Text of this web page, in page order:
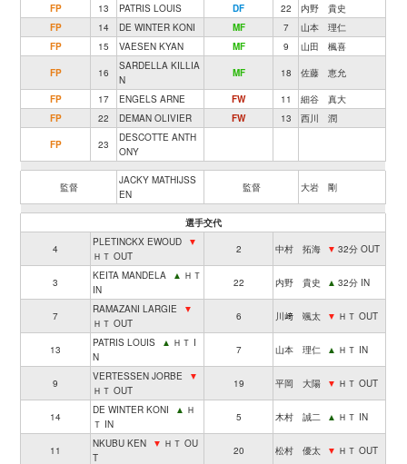
FP
13 PATRIS LOUIS DF 22
内野 貴史
FP
14 DE WINTER KONI MF 7
山本 理仁
FP
15 VAESEN KYAN MF 9 山田 楓喜
FP 16
SARDELLA KILLIA
N
MF 18 佐藤 恵允
FP 17 ENGELS ARNE FW 11
細谷 真大
FP
22 DEMAN OLIVIER FW 13 西川 潤
FP 23
DESCOTTE ANTH
ONY
監督
JACKY MATHIJSS
EN
監督 大岩 剛
選手交代
4
PLETINCKX EWOUD
▼
ＨＴ OUT
2 中村 拓海 ▼ 32分 OUT
3
KEITA MANDELA ▲ ＨＴ
IN
22 内野 貴史 ▲ 32分 IN
7
RAMAZANI LARGIE
▼
ＨＴ OUT
6 川﨑 颯太 ▼ ＨＴ OUT
13
PATRIS LOUIS ▲ ＨＴ I
N
7 山本 理仁 ▲ ＨＴ IN
9
VERTESSEN JORBE
▼
ＨＴ OUT
19 平岡 大陽 ▼ ＨＴ OUT
14
DE WINTER KONI ▲ Ｈ
Ｔ IN
5 木村 誠二 ▲ ＨＴ IN
11
NKUBU KEN ▼ ＨＴ OU
T
20 松村 優太 ▼ ＨＴ OUT